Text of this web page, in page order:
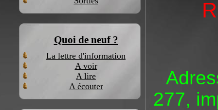
Quoi de neuf ?
La lettre d'information
A voir
A lire
A écouter
277,